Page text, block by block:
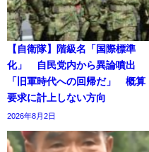
【自衛隊】階級名「国際標準
化」 自民党内から異論噴出
「旧軍時代への回帰だ」 概算
要求に計上しない方向
2026年8月2日